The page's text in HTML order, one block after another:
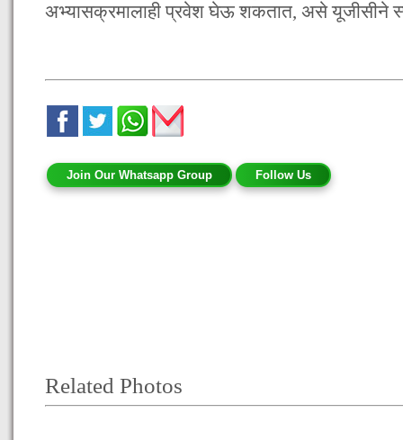
अभ्यासक्रमालाही प्रवेश घेऊ शकतात, असे यूजीसीने
Join Our Whatsapp Group Follow Us
Related Photos